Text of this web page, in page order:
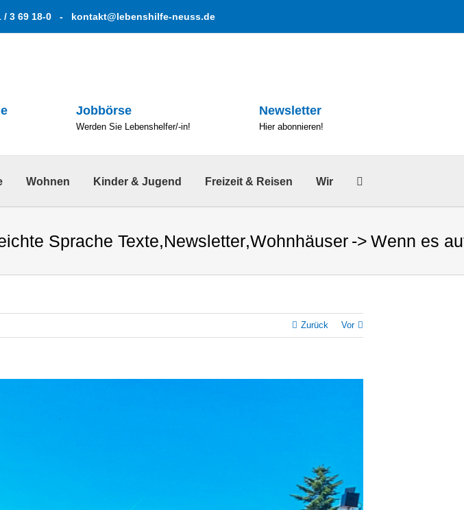
/ 3 69 18-0 - kontakt@lebenshilfe-neuss.de
Jobbörse
Werden Sie Lebenshelfer/-in!
Newsletter
Hier abonnieren!
Wohnen Kinder & Jugend Freizeit & Reisen Wir
Sprache Texte,Newsletter,Wohnhäuser Wenn es
Zurück Vor